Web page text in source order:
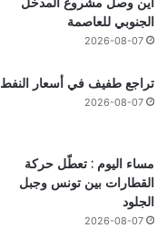
الجنوبي للعاصمة
2026-08-07
تراجع طفيف في أسعار النفط
2026-08-07
مساء اليوم : تعطّل حركة
القطارات بين تونس وجبل
الجلود
2026-08-07